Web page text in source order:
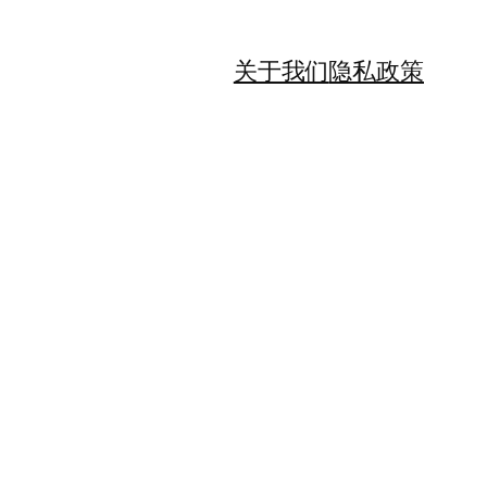
关于我们隐私政策